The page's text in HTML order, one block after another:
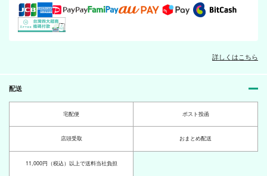
詳しくはこちら
配送
宅配便 ポスト投函
店頭受取 おまとめ配送
11,000円（税込）以上で送料当社負担